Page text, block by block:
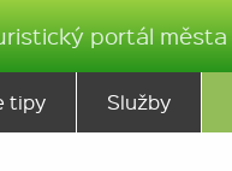
portál města
tipy Služby